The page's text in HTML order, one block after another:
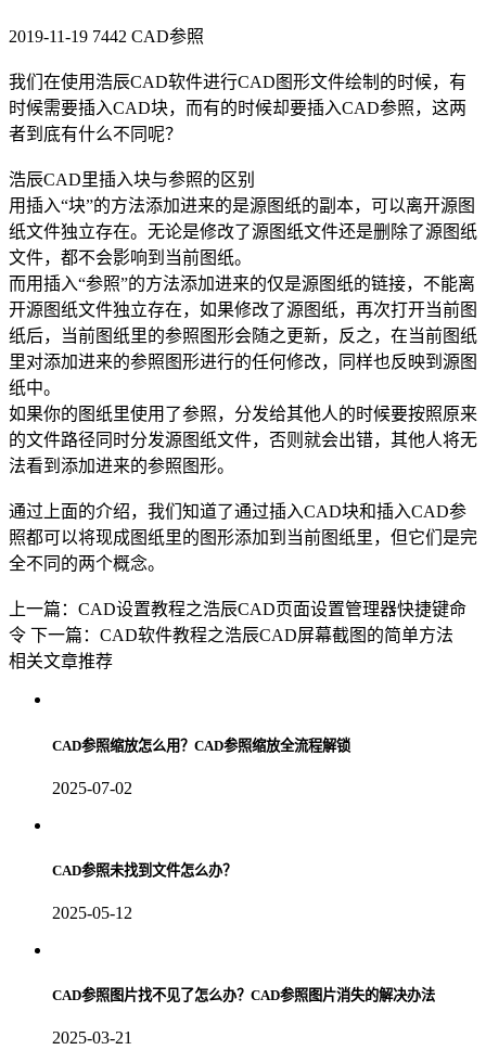
2019-11-19 7442 CAD参照
我们在使用浩辰CAD软件进行CAD图形文件绘制的时候，有
时候需要插入CAD块，而有的时候却要插入CAD参照，这两
者到底有什么不同呢？
浩辰CAD里插入块与参照的区别
用插入“块”的方法添加进来的是源图纸的副本，可以离开源图
纸文件独立存在。无论是修改了源图纸文件还是删除了源图纸
文件，都不会影响到当前图纸。
而用插入“参照”的方法添加进来的仅是源图纸的链接，不能离
开源图纸文件独立存在，如果修改了源图纸，再次打开当前图
纸后，当前图纸里的参照图形会随之更新，反之，在当前图纸
里对添加进来的参照图形进行的任何修改，同样也反映到源图
纸中。
如果你的图纸里使用了参照，分发给其他人的时候要按照原来
的文件路径同时分发源图纸文件，否则就会出错，其他人将无
法看到添加进来的参照图形。
通过上面的介绍，我们知道了通过插入CAD块和插入CAD参
照都可以将现成图纸里的图形添加到当前图纸里，但它们是完
全不同的两个概念。
上一篇：CAD设置教程之浩辰CAD页面设置管理器快捷键命
令 下一篇：CAD软件教程之浩辰CAD屏幕截图的简单方法
相关文章推荐
CAD参照缩放怎么用？CAD参照缩放全流程解锁
2025-07-02
CAD参照未找到文件怎么办？
2025-05-12
CAD参照图片找不见了怎么办？CAD参照图片消失的解决办法
2025-03-21